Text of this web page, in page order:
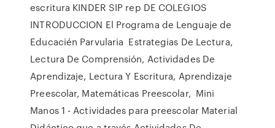
escritura KINDER SIP rep DE COLEGIOS
INTRODUCCION El Programa de Lenguaje de
Educacién Parvularia Estrategias De Lectura,
Lectura De Comprensión, Actividades De
Aprendizaje, Lectura Y Escritura, Aprendizaje
Preescolar, Matemáticas Preescolar, Mini
Manos 1 - Actividades para preescolar Material